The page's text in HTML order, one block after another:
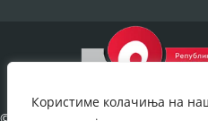
Користиме колачиња на